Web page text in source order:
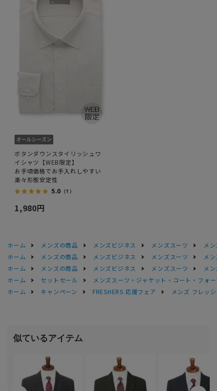
ボタンダウンスタイリッシュワ
イシャツ【WEB限定】
お手頃価格でお手入れしやすい
楽々形態安定性
5.0 （1）
1,980円
ホーム メンズの商品 メンズビジネス メンズスーツ
メ
ホーム
メンズの商品 メンズビジネス メンズスーツ
メ
ホーム
メンズの商品 メンズビジネス メンズスーツ
メ
ホーム
セットセール
メンズスーツ・ジャケット・コート・フォ
ホーム
キャンペーン FRESHERS 応援フェア メンズ フレッ